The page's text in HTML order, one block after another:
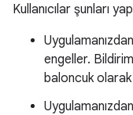
Kullanıcılar şunları
engeller.
baloncuk